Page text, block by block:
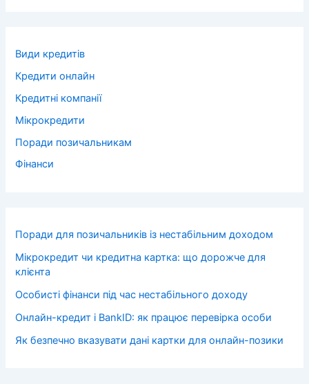
Види кредитів
Кредити онлайн
Кредитні компанії
Мікрокредити
Поради позичальникам
Фінанси
Поради для позичальників із нестабільним доходом
Мікрокредит чи кредитна картка: що дорожче для
клієнта
Особисті фінанси під час нестабільного доходу
Онлайн-кредит і BankID: як працює перевірка особи
Як безпечно вказувати дані картки для онлайн-позики